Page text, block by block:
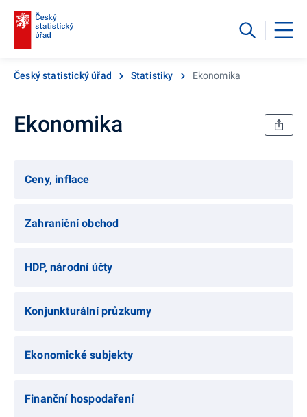
Český statistický úřad Statistiky Ekonomika
Ekonomika
Ceny, inflace
Zahraniční obchod
HDP, národní účty
Konjunkturální průzkumy
Ekonomické subjekty
Finanční hospodaření